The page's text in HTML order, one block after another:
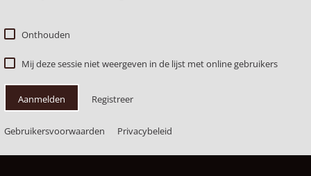
Onthouden
Mij deze sessie niet weergeven in de lijst met online gebruikers
Aanmelden Registreer
Gebruikersvoorwaarden Privacybeleid